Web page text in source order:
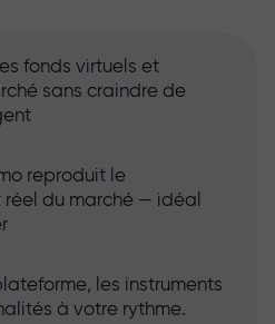
fonds virtuels et
sans craindre de
reproduit le
du marché — idéal
les instruments
à votre rythme.